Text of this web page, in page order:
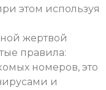
этом используя
жертвой
правила:
номеров, это
и